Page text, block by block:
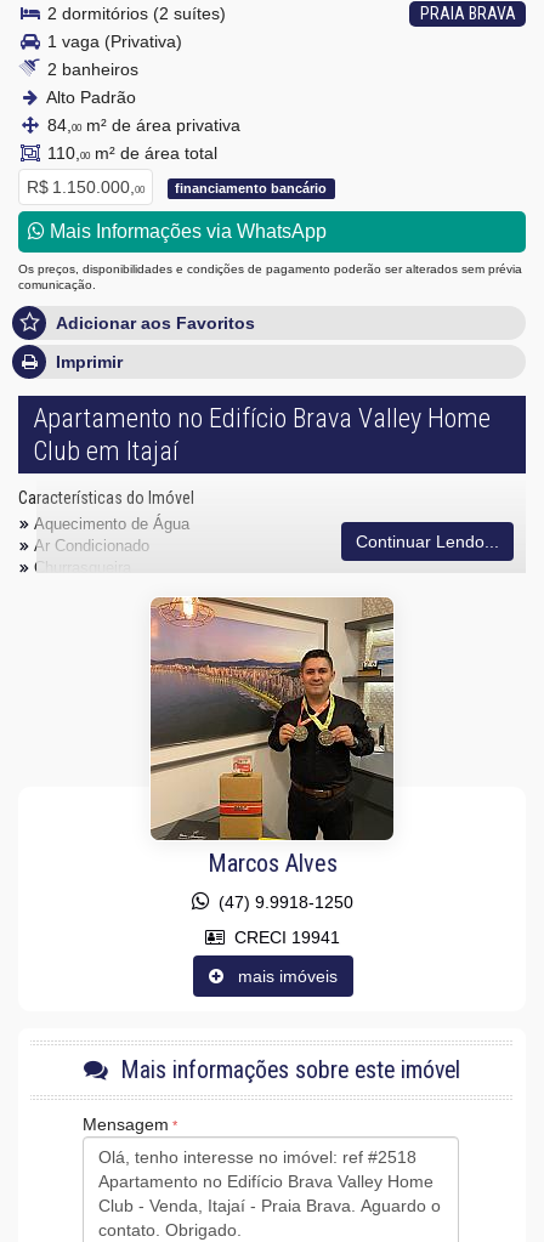
PRAIA BRAVA
2 dormitórios (2 suítes)
1 vaga (Privativa)
2 banheiros
Alto Padrão
84, 00m² de área privativa
110, 00m² de área total
R$ 1.150.000, 00 financiamento bancário
Mais Informações via WhatsApp
Os preços, disponibilidades e condições de pagamento poderão ser alterados sem prévia
comunicação.
Adicionar aos Favoritos
Imprimir
Apartamento no Edifício Brava Valley Home
Club em Itajaí
Características do Imóvel
Aquecimento de Água
Ar Condicionado
Churrasqueira
Piso Porcelanato
Acabamento em Gesso
Vista Panorâmica
Sala para 2 Ambientes
Cozinha Americana
Características do Empreendimento
Captação de Água
Portão Eletrônico
Playground
Quiosque Externo
Bicicletário
Câmeras de Segurança
Gás Central
Continuar Lendo...
Marcos Alves
(47) 9.9918-1250
CRECI 19941
mais imóveis
Mais informações sobre este imóvel
Mensagem